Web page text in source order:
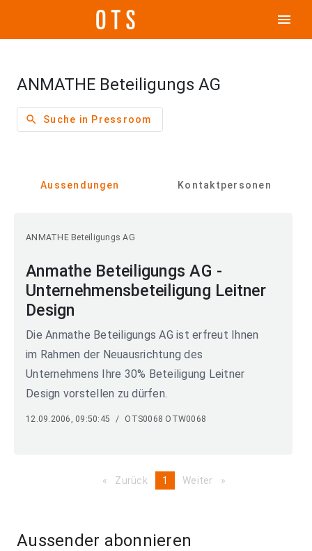
menu
ANMATHE Beteiligungs AG
search Suche in Pressroom
Aussendungen Kontaktpersonen
ANMATHE Beteiligungs AG
Anmathe Beteiligungs AG -
Unternehmensbeteiligung Leitner
Design
Die Anmathe Beteiligungs AG ist erfreut Ihnen
im Rahmen der Neuausrichtung des
Unternehmens Ihre 30% Beteiligung Leitner
Design vorstellen zu dürfen.
12.09.2006, 09:50:45 / OTS0068 OTW0068
Zurück pageYou're
1 Weiter page
Aussender abonnieren